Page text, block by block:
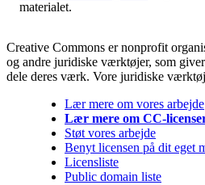
materialet.
Creative Commons er nonprofit
og andre juridiske værktøjer, som
dele deres værk. Vore juridiske
Lær mere om vores arbejde
Lær mere om CC-
Støt vores arbejde
Benyt licensen på dit eget
Licensliste
Public domain liste